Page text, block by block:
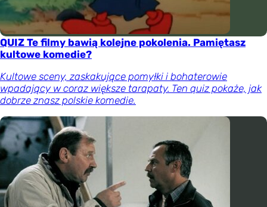
QUIZ Te filmy bawią kolejne pokolenia. Pamiętasz
kultowe komedie?
Kultowe sceny, zaskakujące pomyłki i bohaterowie
wpadający w coraz większe tarapaty. Ten quiz pokaże, jak
dobrze znasz polskie komedie.